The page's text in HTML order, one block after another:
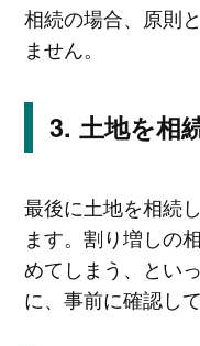
相続の場合、原則
ません。
土地を相
最後に土地を相続
ます。割り増しの
めてしまう、とい
に、事前に確認し